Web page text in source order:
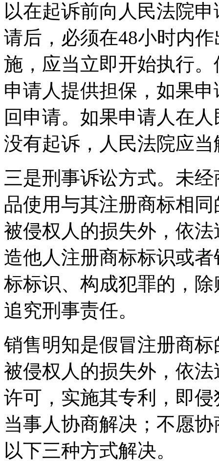
以在起诉前向人民法院
请后，必须在48小时内
施，应当立即开始执行
申请人提供担保，如果
回申请。如果申请人在
没有起诉，人民法院应
三是刑事诉讼方式。未
品使用与其注册商标相
被侵权人的损失外，依
造他人注册商标标识或
标标识、构成犯罪的，
追究刑事责任。
销售明知是假冒注册商
被侵权人的损失外，依
许可，实施其专利，即
当事人协商解决；不愿
以下三种方式解决。